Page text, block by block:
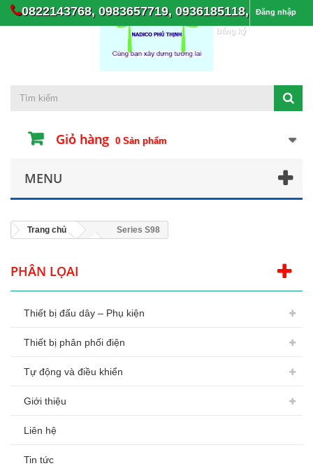
0822143768, 0983657719, 0936185118, Đăng nhập
Đăng ký
Giỏ hàng 0 Sản phẩm
MENU
Trang chủ Series S98
PHÂN LỌAI
Thiết bị đấu dây – Phụ kiện
Thiết bị phân phối điện
Tự động và điều khiển
Giới thiệu
Liên hệ
Tin tức